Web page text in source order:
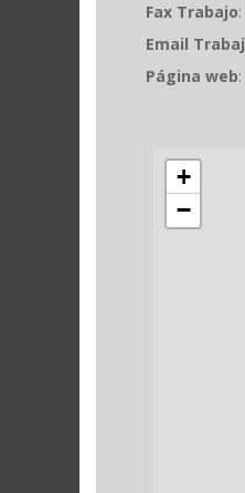
Fax Trabajo:
Email
Página web:
+
−